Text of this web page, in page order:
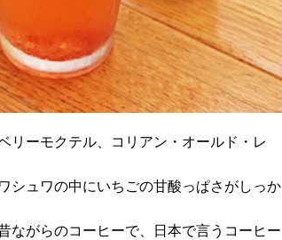
リーモクテル、コリアン・オールド・レ
シュワの中にいちごの甘酸っぱさがしっか
ながらのコーヒーで、日本で言うコーヒー